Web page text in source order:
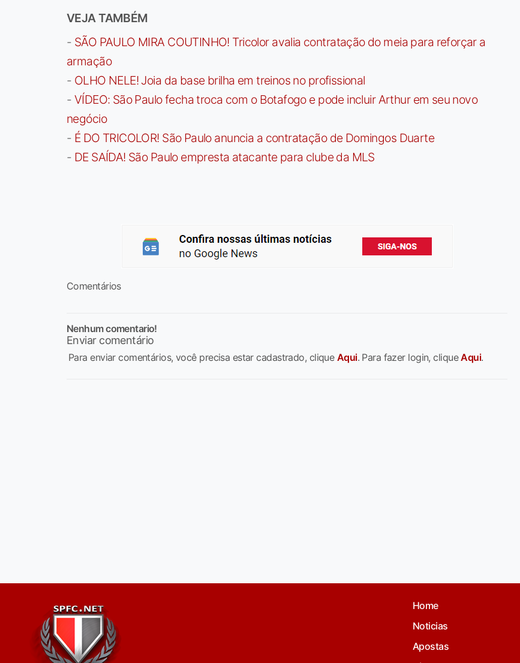
VEJA TAMBÉM
- SÃO PAULO MIRA COUTINHO! Tricolor avalia contratação do meia para reforçar a
armação
- OLHO NELE! Joia da base brilha em treinos no profissional
- VÍDEO: São Paulo fecha troca com o Botafogo e pode incluir Arthur em seu novo
negócio
- É DO TRICOLOR! São Paulo anuncia a contratação de Domingos Duarte
- DE SAÍDA! São Paulo empresta atacante para clube da MLS
Comentários
Nenhum comentario!
Enviar comentário
Para enviar comentários, você precisa estar cadastrado, clique Aqui. Para fazer login, cliqueAqui.
Home
Noticias
Apostas